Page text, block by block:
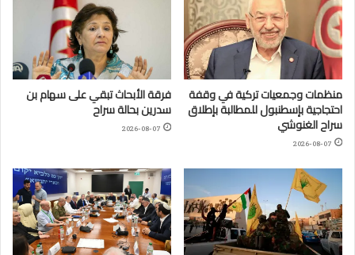
منظمات وجمعيات تركية في وقفة
احتجاجية بإسطنبول للمطالبة بإطلاق
سراح الغنوشي
2026-08-07
فرقة الأبحاث تبقي على سهام بن
سدرين بحالة سراح
2026-08-07